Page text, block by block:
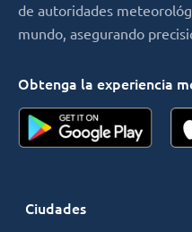
de autoridades
mundo, asegurando
Obtenga la experiencia
Ciudades